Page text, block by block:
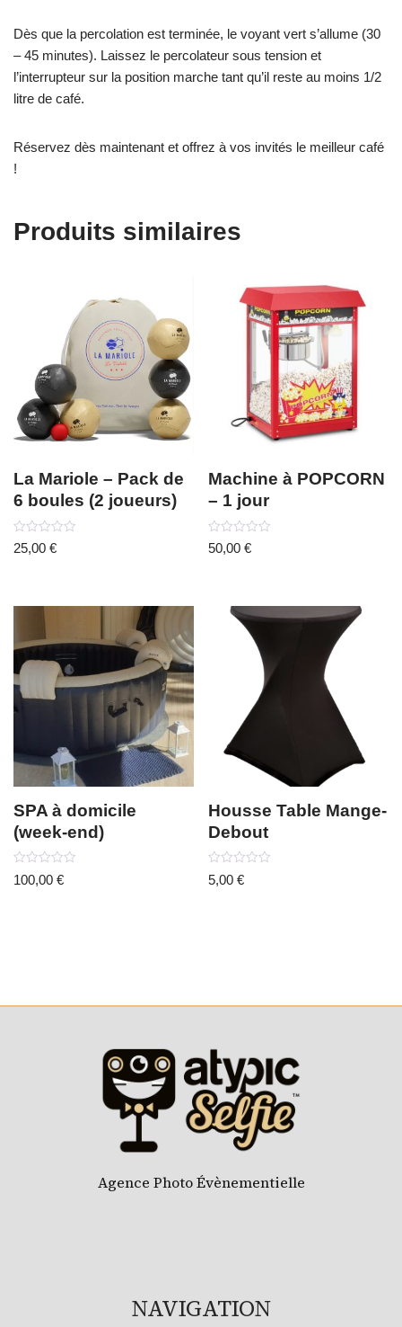
Dès que la percolation est terminée, le voyant vert s’allume (30
– 45 minutes). Laissez le percolateur sous tension et
l’interrupteur sur la position marche tant qu’il reste au moins 1/2
litre de café.
Réservez dès maintenant et offrez à vos invités le meilleur café
!
Produits similaires
La Mariole – Pack de
6 boules (2 joueurs)
Note
0
25,00 €
Machine à POPCORN
– 1 jour
Note
0
50,00€
SPA à domicile
(week-end)
Note
0
100,00 €
Housse Table Mange-
Debout
Note
0
5,00€
Agence Photo Évènementielle
NAVIGATION